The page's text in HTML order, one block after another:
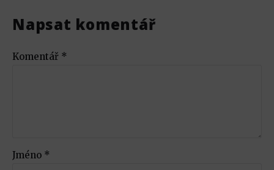
Napsat komentář
Komentář *
Jméno *